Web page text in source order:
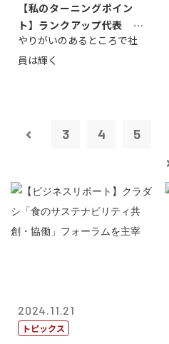
【私のターニングポイン
ト】ランクアップ代表 岩
崎裕美子
やりがいのあるところで社
員は輝く
3 4 5
2024.11.21
トピックス